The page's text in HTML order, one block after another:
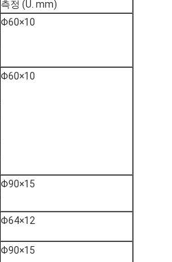
측정 (U. mm)
Φ60×10
Φ60×10
Φ90×15
Φ64×12
Φ90×15